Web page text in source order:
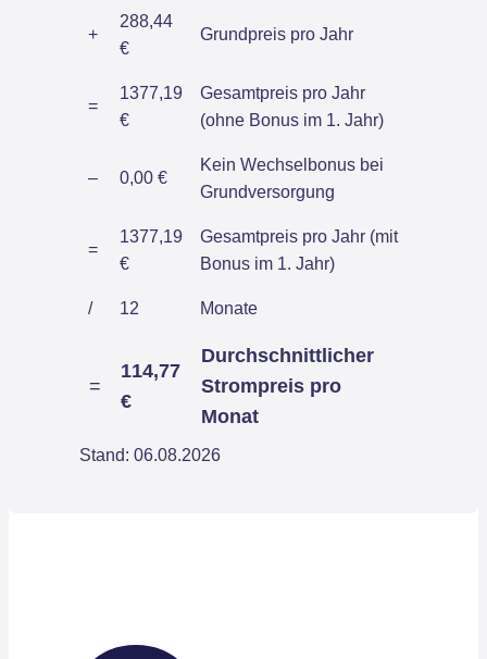
+
288,44
€
Grundpreis pro Jahr
=
1377,19
€
Gesamtpreis pro Jahr
(ohne Bonus im 1. Jahr)
– 0,00 €
Kein Wechselbonus bei
Grundversorgung
=
1377,19
€
Gesamtpreis pro Jahr (mit
Bonus im 1. Jahr)
/ 12 Monate
=
114,77
€
Durchschnittlicher
Strompreis pro
Monat
Stand: 06.08.2026